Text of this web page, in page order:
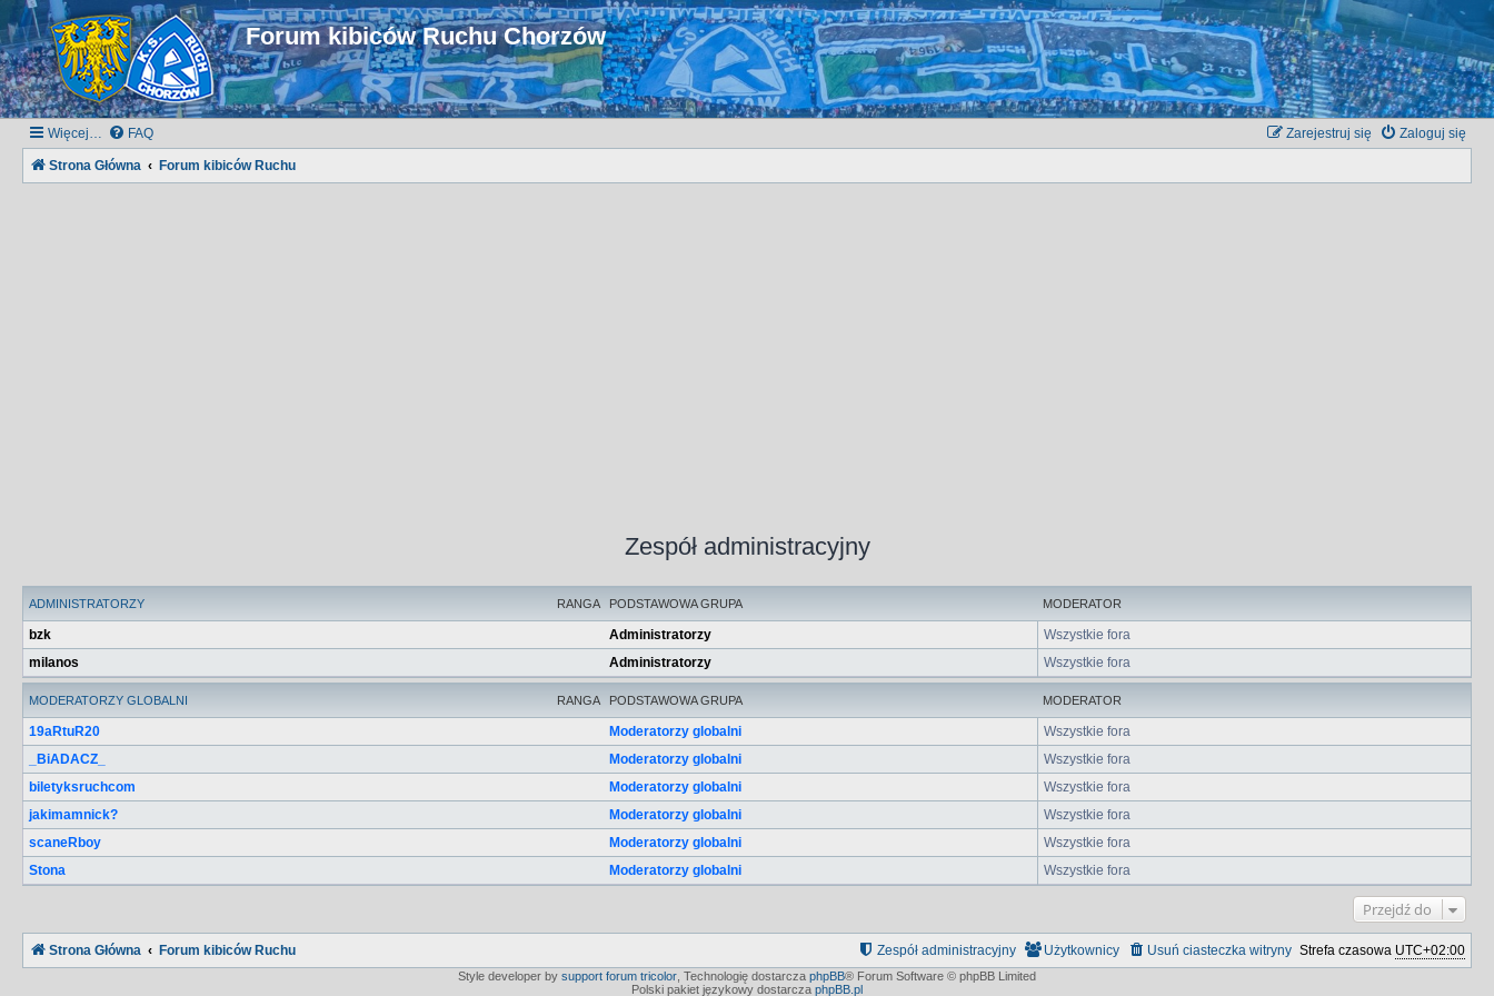
Forum kibiców Ruchu Chorzów
Więcej… FAQ Zaloguj się
Zarejestruj się
Strona Główna Forum kibiców Ruchu
Zespół administracyjny
RANGA
ADMINISTRATORZY PODSTAWOWA GRUPA MODERATOR
bzk Administratorzy
Wszystkie fora
milanos
Administratorzy Wszystkie fora
RANGA
MODERATORZY GLOBALNI PODSTAWOWA GRUPA MODERATOR
19aRtuR20 Moderatorzy globalni
Wszystkie fora
_BiADACZ_
Moderatorzy globalni
Wszystkie fora
biletyksruchcom
Moderatorzy globalni
Wszystkie fora
jakimamnick?
Moderatorzy globalni
Wszystkie fora
scaneRboy
Moderatorzy globalni
Wszystkie fora
Stona
Moderatorzy globalni Wszystkie fora
Przejdź do
Strona Główna Forum kibiców Ruchu Strefa czasowa UTC+02:00
Usuń ciasteczka witryny
Użytkownicy
Zespół administracyjny
Style developer by support forum tricolor Technologię dostarcza phpBB® Forum Software © phpBB Limited
Polski pakiet językowy dostarcza phpBB.pl